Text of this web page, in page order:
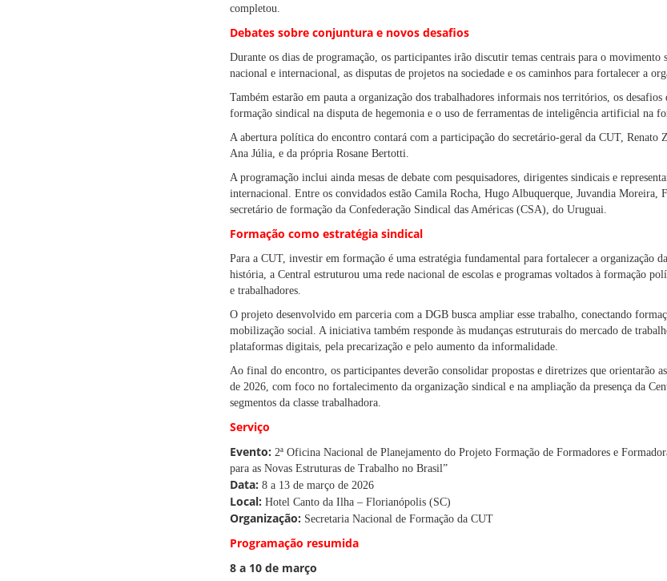
completou.
Debates sobre conjuntura e novos desafios
Durante os dias de programação, os participantes irão discutir temas centrais para o
nacional e internacional, as disputas de projetos na sociedade e os caminhos para fortalecer a
Também estarão em pauta a organização dos trabalhadores informais nos territórios, os desafios
formação sindical na disputa de hegemonia e o uso de ferramentas de inteligência artificial na
A abertura política do encontro contará com a participação do secretário-geral da CUT, Renato
Ana Júlia, e da própria Rosane Bertotti.
A programação inclui ainda mesas de debate com pesquisadores, dirigentes sindicais e
internacional. Entre os convidados estão Camila Rocha, Hugo Albuquerque, Juvandia Moreira,
secretário de formação da Confederação Sindical das Américas (CSA), do Uruguai.
Formação como estratégia sindical
Para a CUT, investir em formação é uma estratégia fundamental para fortalecer a organização
história, a Central estruturou uma rede nacional de escolas e programas voltados à formação
e trabalhadores.
O projeto desenvolvido em parceria com a DGB busca ampliar esse trabalho, conectando
mobilização social. A iniciativa também responde às mudanças estruturais do mercado de
plataformas digitais, pela precarização e pelo aumento da informalidade.
Ao final do encontro, os participantes deverão consolidar propostas e diretrizes que orientarão
de 2026, com foco no fortalecimento da organização sindical e na ampliação da presença da
segmentos da classe trabalhadora.
Serviço
Evento: 2ª Oficina Nacional de Planejamento do Projeto Formação de Formadores e
para as Novas Estruturas de Trabalho no Brasil”
Data: 8 a 13 de março de 2026
Local: Hotel Canto da Ilha – Florianópolis (SC)
Organização: Secretaria Nacional de Formação da CUT
Programação resumida
8 a 10 de março